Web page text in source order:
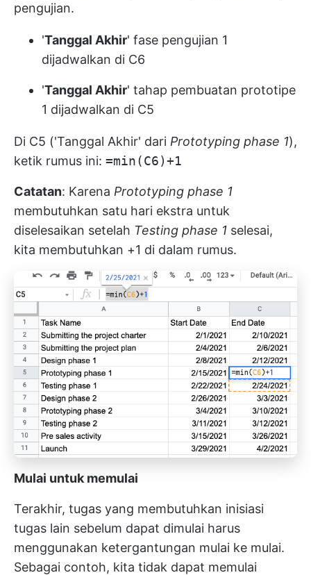
pengujian.
'Tanggal Akhir' fase pengujian 1
dijadwalkan di C6
'Tanggal Akhir' tahap pembuatan prototipe
1 dijadwalkan di C5
Di C5 ('Tanggal Akhir' dari Prototyping phase 1),
ketik rumus ini: =min(C6)+1
Catatan: Karena Prototyping phase 1
membutuhkan satu hari ekstra untuk
diselesaikan setelah Testing phase 1 selesai,
kita membutuhkan +1 di dalam rumus.
Mulai untuk memulai
Terakhir, tugas yang membutuhkan inisiasi
tugas lain sebelum dapat dimulai harus
menggunakan ketergantungan mulai ke mulai.
Sebagai contoh, kita tidak dapat memulai